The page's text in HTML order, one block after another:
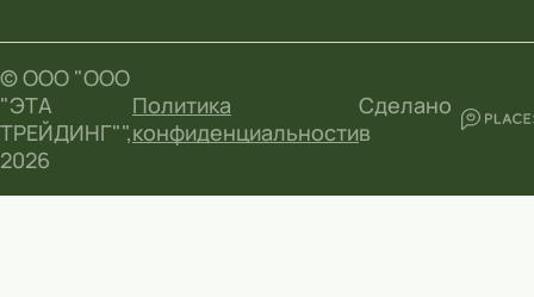
© ООО "ООО
"ЭТА
ТРЕЙДИНГ"",
2026
Политика
конфиденциальности
Сделано
в